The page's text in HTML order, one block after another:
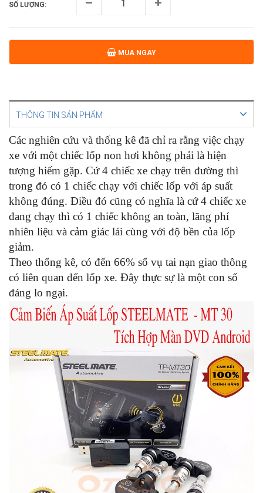
SỐ LƯỢNG:
MUA NGAY
THÔNG TIN SẢN PHẨM
Các nghiên cứu và thống kê đã chỉ ra rằng việc chạy
xe với một chiếc lốp non hơi không phải là hiện
tượng hiếm gặp. Cứ 4 chiếc xe chạy trên đường thì
trong đó có 1 chiếc chạy với chiếc lốp với áp suất
không đúng. Điều đó cũng có nghĩa là cứ 4 chiếc xe
đang chạy thì có 1 chiếc không an toàn, lãng phí
nhiên liệu và cảm giác lái cùng với độ bền của lốp
giảm.
Theo thống kê, có đến 66% số vụ tai nạn giao thông
có liên quan đến lốp xe. Đây thực sự là một con số
đáng lo ngại.